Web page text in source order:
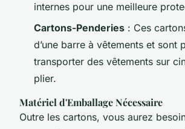
internes pour une meilleure
Cartons-Penderies : Ces
d’une barre à vêtements et sont
transporter des vêtements sur
plier.
Matériel d'Emballage Nécessaire
Outre les cartons, vous aurez